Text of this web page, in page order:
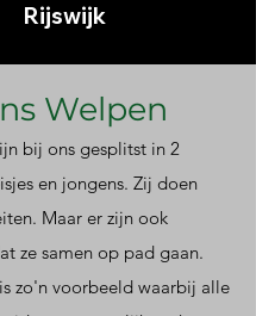
Rijswijk
Welpen
bij ons gesplitst in 2
en jongens. Zij doen
Maar er zijn ook
ze samen op pad gaan.
zo'n voorbeeld waarbij alle